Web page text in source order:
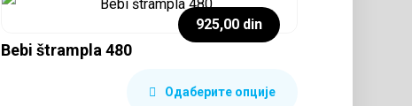
Bebi štrampla 480
925,00 din
Одаберите опције